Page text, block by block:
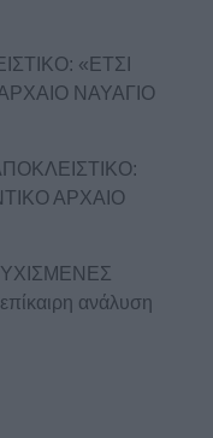
«ΕΤΣΙ
ΝΑΥΑΓΙΟ
ΑΡΧΑΙΟ
ανάλυση